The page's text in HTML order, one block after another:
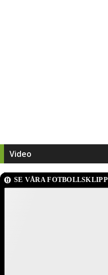
Video
SE VÅRA FOTBOLLSKLIPP